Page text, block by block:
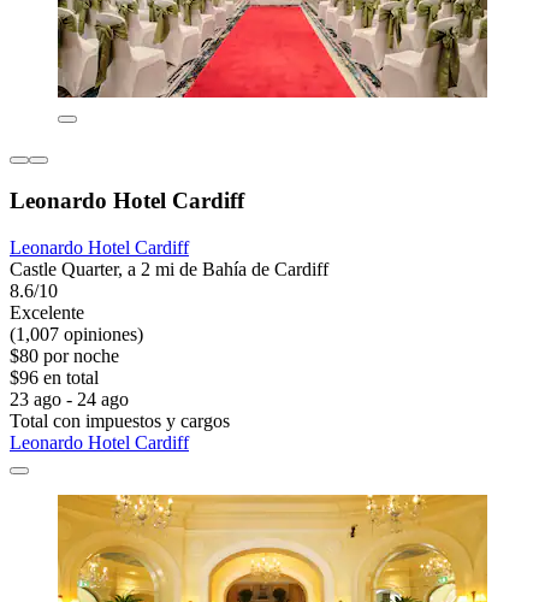
Leonardo Hotel Cardiff
Leonardo Hotel Cardiff
Castle Quarter, a 2 mi de Bahía de Cardiff
8.6/10
Excelente
(1,007 opiniones)
$80 por noche
$96 en total
23 ago - 24 ago
Total con impuestos y cargos
Leonardo Hotel Cardiff